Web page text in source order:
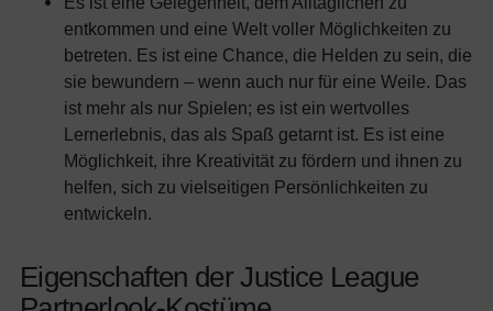
entkommen und eine Welt voller Möglichkeiten zu
betreten. Es ist eine Chance, die Helden zu sein, die
sie bewundern – wenn auch nur für eine Weile. Das
ist mehr als nur Spielen; es ist ein wertvolles
Lernerlebnis, das als Spaß getarnt ist. Es ist eine
Möglichkeit, ihre Kreativität zu fördern und ihnen zu
helfen, sich zu vielseitigen Persönlichkeiten zu
entwickeln.
Eigenschaften der Justice League